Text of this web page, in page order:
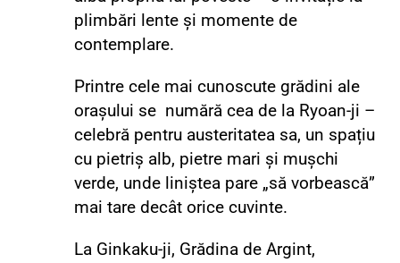
plimbări lente și momente de
contemplare.
Printre cele mai cunoscute grădini ale
orașului se numără cea de la Ryoan-ji –
celebră pentru austeritatea sa, un spațiu
cu pietriș alb, pietre mari și mușchi
verde, unde liniștea pare „să vorbească”
mai tare decât orice cuvinte.
La Ginkaku-ji, Grădina de Argint,